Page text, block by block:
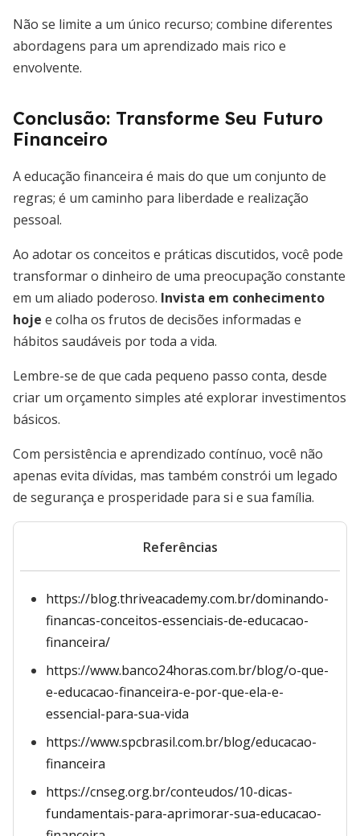
Não se limite a um único recurso; combine diferentes
abordagens para um aprendizado mais rico e
envolvente.
Conclusão: Transforme Seu Futuro
Financeiro
A educação financeira é mais do que um conjunto de
regras; é um caminho para liberdade e realização
pessoal.
Ao adotar os conceitos e práticas discutidos, você pode
transformar o dinheiro de uma preocupação constante
em um aliado poderoso. Invista em conhecimento
hoje e colha os frutos de decisões informadas e
hábitos saudáveis por toda a vida.
Lembre-se de que cada pequeno passo conta, desde
criar um orçamento simples até explorar investimentos
básicos.
Com persistência e aprendizado contínuo, você não
apenas evita dívidas, mas também constrói um legado
de segurança e prosperidade para si e sua família.
Referências
https://blog.thriveacademy.com.br/dominando-
financas-conceitos-essenciais-de-educacao-
financeira/
https://www.banco24horas.com.br/blog/o-que-
e-educacao-financeira-e-por-que-ela-e-
essencial-para-sua-vida
https://www.spcbrasil.com.br/blog/educacao-
financeira
https://cnseg.org.br/conteudos/10-dicas-
fundamentais-para-aprimorar-sua-educacao-